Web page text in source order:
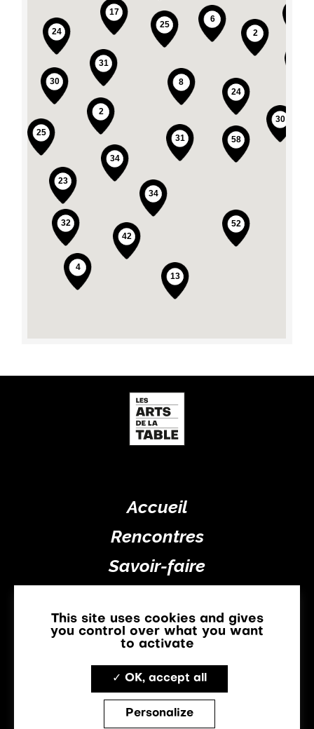
Accueil
Rencontres
Savoir-faire
Inspirations
Actualités
Mentions légales
This site uses cookies and gives
you control over what you want
to activate
✓ OK, accept all
Personalize